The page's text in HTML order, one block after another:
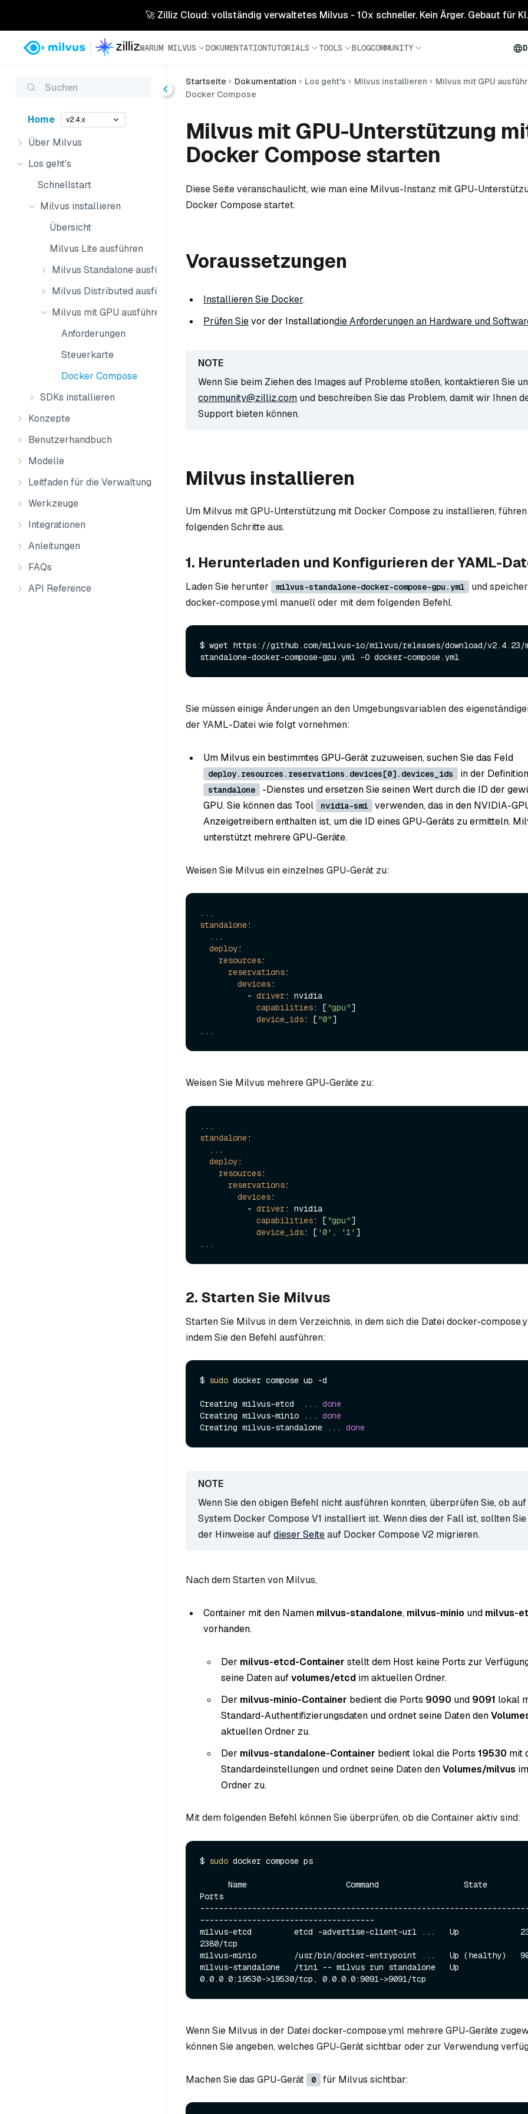
🚀 Zilliz Cloud: vollständig verwaltetes Milvus - 10x schneller. Kein Ärger. Gebaut für KI.
WARUM MILVUS DOKUMENTATIONTUTORIALS TOOLS BLOGCOMMUNITY
Suchen
Home v2.4.x
Über Milvus
Los geht's
Schnellstart
Milvus installieren
Übersicht
Milvus Lite ausführen
Milvus Standalone ausführen
Milvus Distributed ausführen
Milvus mit GPU ausführen
Anforderungen
Steuerkarte
Docker Compose
SDKs installieren
Konzepte
Benutzerhandbuch
Modelle
Leitfaden für die Verwaltung
Werkzeuge
Integrationen
Anleitungen
FAQs
API Reference
Startseite Dokumentation Los geht's Milvus installieren
Milvus mit GPU
Docker Compose
Milvus mit GPU-Unterstützung
Docker Compose starten
Diese Seite veranschaulicht, wie man eine Milvus-Instanz mit GPU-
Docker Compose startet.
Voraussetzungen
Installieren Sie Docker.
Prüfen Sievor der Installationdie Anforderungen an Hardware und
Wenn Sie beim Ziehen des Images auf Probleme stoßen, kontaktieren Sie
community@zilliz.com und beschreiben Sie das Problem, damit wir Ihnen
Support bieten können.
Milvus installieren
Um Milvus mit GPU-Unterstützung mit Docker Compose zu installieren,
folgenden Schritte aus.
1. Herunterladen und Konfigurieren der YAML-
Laden Sie herunter milvus-standalone-docker-compose-gpu.yml
und
docker-compose.yml manuell oder mit dem folgenden Befehl.
$ wget https://github.com/milvus-io/milvus/releases/download/v2.4.23/
Sie müssen einige Änderungen an den Umgebungsvariablen des
der YAML-Datei wie folgt vornehmen:
Um Milvus ein bestimmtes GPU-Gerät zuzuweisen, suchen Sie das Feld
deploy.resources.reservations.devices[0].devices_ids in der
standalone
-Dienstes und ersetzen Sie seinen Wert durch die ID der
GPU. Sie können das Tool
nvidia-smi
verwenden, das in den NVIDIA-
Anzeigetreibern enthalten ist, um die ID eines GPU-Geräts zu ermitteln.
unterstützt mehrere GPU-Geräte.
Weisen Sie Milvus ein einzelnes GPU-Gerät zu:
standalone:
deploy:
resources:
reservations:
devices:
          -
driver: nvidia
capabilities: ["gpu"]
device_ids: ["0"]
Weisen Sie Milvus mehrere GPU-Geräte zu:
standalone:
deploy:
resources:
reservations:
devices:
          -
driver: nvidia
capabilities: ["gpu"]
device_ids: [ '0' , '1' ]
2. Starten Sie Milvus
Starten Sie Milvus in dem Verzeichnis, in dem sich die Datei docker-
indem Sie den Befehl ausführen:
$ sudo docker compose up -d
Creating milvus-etcd  ... done
Creating milvus-minio ... done
Creating milvus-standalone ... done
Wenn Sie den obigen Befehl nicht ausführen konnten, überprüfen Sie, ob
System Docker Compose V1 installiert ist. Wenn dies der Fall ist, sollten
der Hinweise aufdieser Seiteauf Docker Compose V2 migrieren.
Nach dem Starten von Milvus,
Container mit den Namen milvus-standalone, milvus-minio und milvus-
vorhanden.
Der milvus-etcd-Container stellt dem Host keine Ports zur
seine Daten aufvolumes/etcd im aktuellen Ordner.
Der milvus-minio-Container bedient die Ports 9090 und 9091 lokal
Standard-Authentifizierungsdaten und ordnet seine Daten den
aktuellen Ordner zu.
Der milvus-standalone-Container bedient lokal die Ports 19530 mit
Standardeinstellungen und ordnet seine Daten denVolumes/milvus
Ordner zu.
Mit dem folgenden Befehl können Sie überprüfen, ob die Container aktiv sind:
$ sudo docker compose ps
Ports
-------------------------------------
milvus-etcd         etcd -advertise-client-url ...   Up
2380/tcp
milvus-minio        /usr/bin/docker-entrypoint ...   Up (healthy)
milvus-standalone   /tini -- milvus run standalone   Up
Wenn Sie Milvus in der Datei docker-compose.yml mehrere GPU-Geräte
können Sie angeben, welches GPU-Gerät sichtbar oder zur Verwendung
Machen Sie das GPU-Gerät 0 für Milvus sichtbar: